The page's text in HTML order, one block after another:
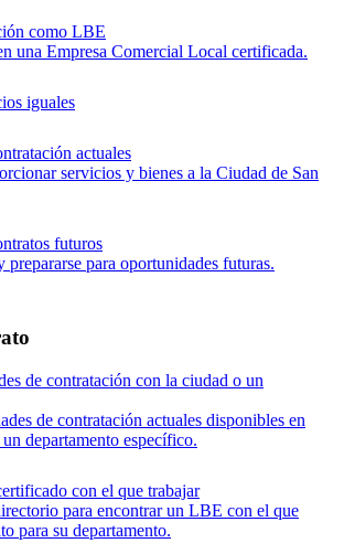
como LBE
una Empresa Comercial Local certificada.
iguales
actuales
servicios y bienes a la Ciudad de San
futuros
para oportunidades futuras.
de contratación con la ciudad o un
de contratación actuales disponibles en
departamento específico.
con el que trabajar
para encontrar un LBE con el que
para su departamento.